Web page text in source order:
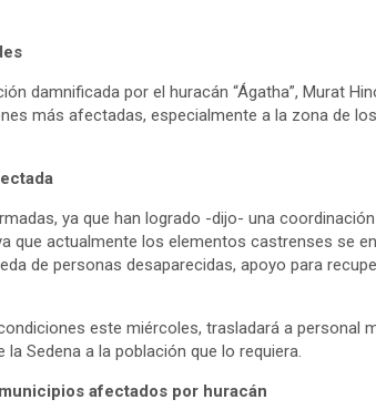
damnificada por el huracán “Ágatha”, Murat
más afectadas, especialmente a la zona de
ya que han logrado -dijo- una
que actualmente los elementos castrenses se
de personas desaparecidas, apoyo para
este miércoles, trasladará a personal
Sedena a la población que lo requiera.
afectados por huracán